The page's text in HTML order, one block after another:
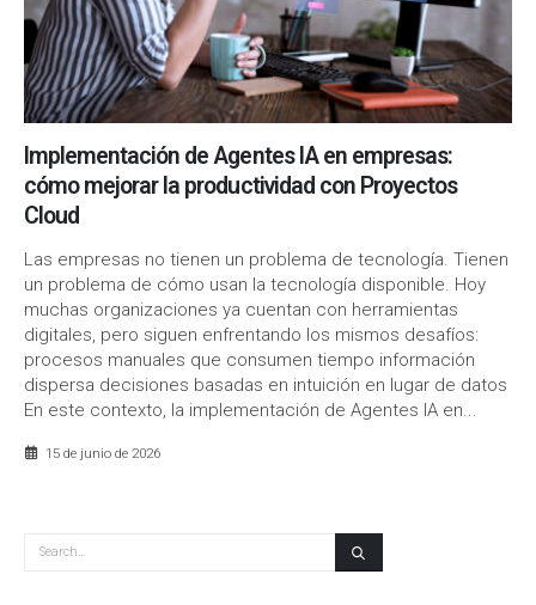
Implementación de Agentes IA en empresas:
cómo mejorar la productividad con Proyectos
Cloud
Las empresas no tienen un problema de tecnología. Tienen
un problema de cómo usan la tecnología disponible. Hoy
muchas organizaciones ya cuentan con herramientas
digitales, pero siguen enfrentando los mismos desafíos:
procesos manuales que consumen tiempo información
dispersa decisiones basadas en intuición en lugar de datos
En este contexto, la implementación de Agentes IA en...
15 de junio de 2026